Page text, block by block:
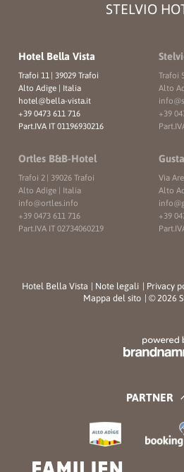
STELVIO
Hotel Bella Vista
Trafoi 11 39029 Trafoi
Alto Adige | Italia
hotel@bella-vista.it
+39 0473 611 716
Part.IVA IT 01196930216
Trafoi
Alto
info@
+39
Ortles B&B-Hotel
Trafoi 2
39026 Trafoi
Alto Adige | Italia
info@ortles.info
+39 0473 611 716
Part.IVA IT 02734060219
Via
Alto
info@
+39
Hotel Bella Vista | Note legali | Privacy
Mappa del sito | © 2026
PARTNER